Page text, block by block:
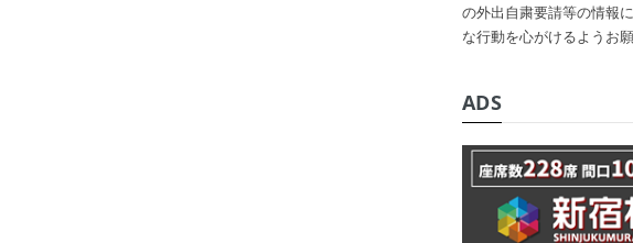
の外出自粛要請等の情報
な行動を心がけるようお
ADS